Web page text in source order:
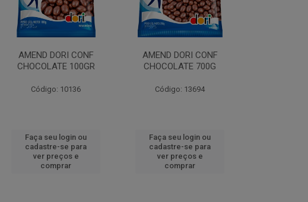
AMEND DORI CONF
CHOCOLATE 100GR
Código: 10136
Faça seu login ou
cadastre-se para
ver preços e
comprar
AMEND DORI CONF
CHOCOLATE 700G
Código: 13694
Faça seu login ou
cadastre-se para
ver preços e
comprar